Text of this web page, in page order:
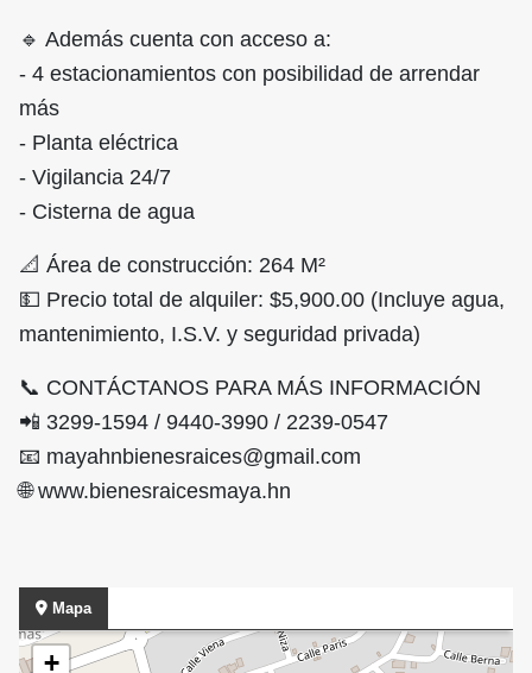
🔹 Además cuenta con acceso a:
- 4 estacionamientos con posibilidad de arrendar
más
- Planta eléctrica
- Vigilancia 24/7
- Cisterna de agua
📐 Área de construcción: 264 M²
💵 Precio total de alquiler: $5,900.00 (Incluye agua,
mantenimiento, I.S.V. y seguridad privada)
📞 CONTÁCTANOS PARA MÁS INFORMACIÓN
📲 3299-1594 / 9440-3990 / 2239-0547
📧 mayahnbienesraices@gmail.com
🌐 www.bienesraicesmaya.hn
Mapa
+